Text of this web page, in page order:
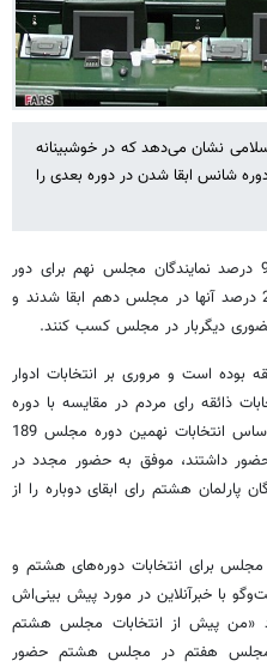
نشان می‌دهد که در خوشبینانه
هر دوره شانس ابقا شدن در دوره بعدی را
با وجود آنکه بیش از 90 درصد نمایندگان مجلس نهم برای دور
دهم هم ثبت نام کرده بودند ولی تنها 25 درصد آنها در مجلس دهم ابقا شدند و
دیگربار در مجلس کسب کنند.
است و مروری بر انتخابات ادوار
ذائقه رای مردم در مقایسه با دوره
قبل تغییر کرده است. آنگونه که مثلا براساس انتخابات نهمین دوره مجلس 189
داشتند، موفق به حضور مجدد در
35 درصد نمایندگان پارلمان هشتم رای ابقای دوباره را از
مجلس برای انتخابات دوره‌های هشتم و
با خبرآنلاین در مورد پیش بینی‌اش
«من پیش از انتخابات مجلس هشتم
مجلس هفتم در مجلس هشتم حضور